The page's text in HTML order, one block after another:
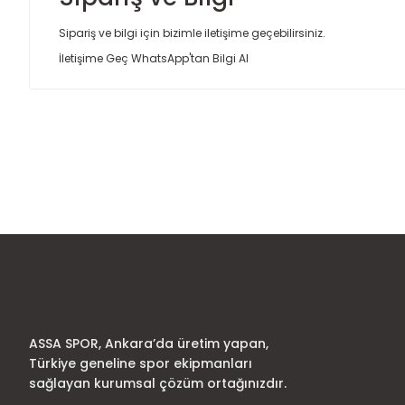
Sipariş ve bilgi için bizimle iletişime geçebilirsiniz.
İletişime Geç WhatsApp'tan Bilgi Al
Ürün bilgilerinde hatalar bulunuyor.
ASSA SPOR, Ankara’da üretim yapan,
Türkiye geneline spor ekipmanları
sağlayan kurumsal çözüm ortağınızdır.